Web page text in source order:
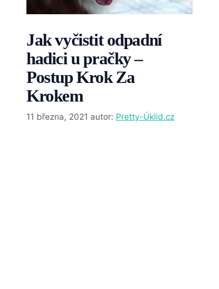
Jak vyčistit odpadní
hadici u pračky –
Postup Krok Za
Krokem
11 března, 2021 autor: Pretty-Úklid.cz